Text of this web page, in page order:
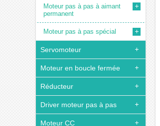
Moteur pas à pas à aimant
permanent
Moteur pas à pas spécial
Servomoteur
Moteur en boucle fermée
Réducteur
Driver moteur pas à pas
Moteur CC